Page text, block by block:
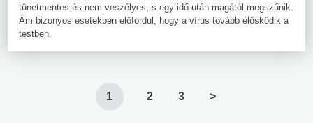
tünetmentes és nem veszélyes, s egy idő után magától megszűnik.
Ám bizonyos esetekben előfordul, hogy a vírus tovább élősködik a
testben.
1 2 3 >